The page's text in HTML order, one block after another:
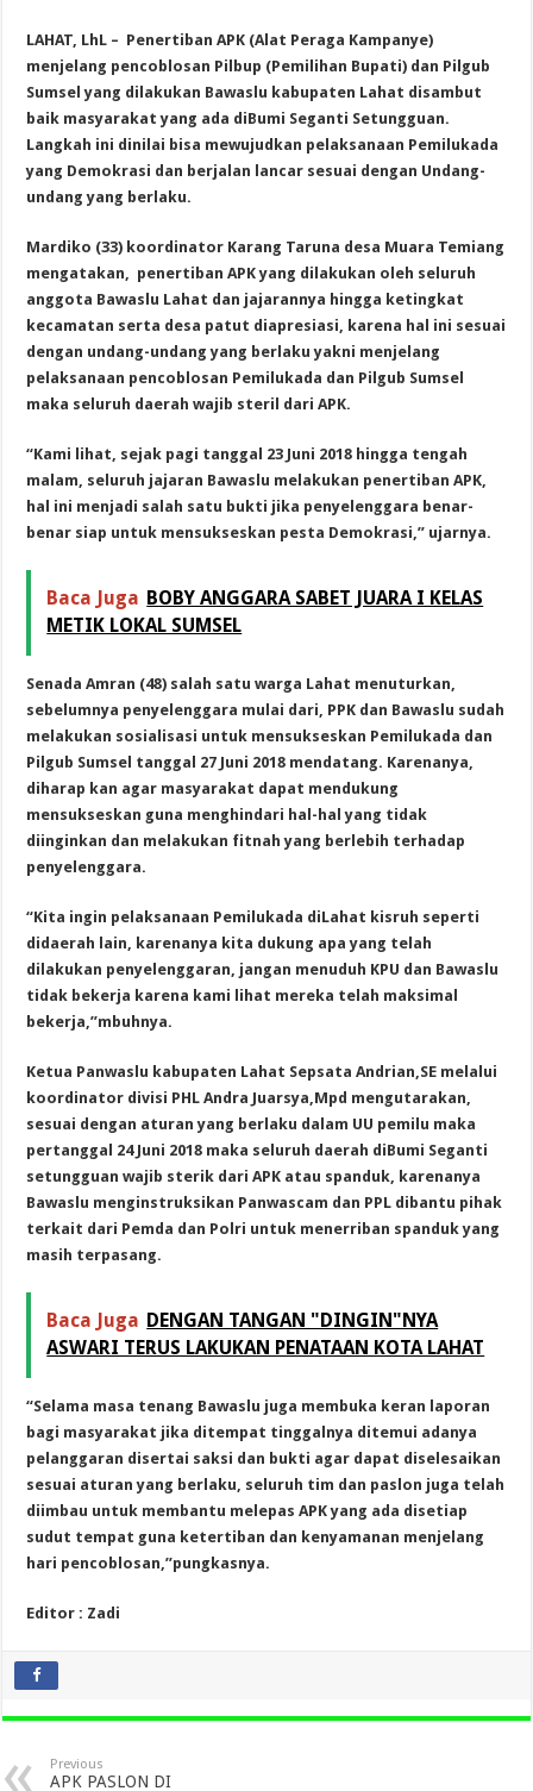
LAHAT, LhL – Penertiban APK (Alat Peraga Kampanye)
menjelang pencoblosan Pilbup (Pemilihan Bupati) dan Pilgub
Sumsel yang dilakukan Bawaslu kabupaten Lahat disambut
baik masyarakat yang ada diBumi Seganti Setungguan.
Langkah ini dinilai bisa mewujudkan pelaksanaan Pemilukada
yang Demokrasi dan berjalan lancar sesuai dengan Undang-
undang yang berlaku.
Mardiko (33) koordinator Karang Taruna desa Muara Temiang
mengatakan, penertiban APK yang dilakukan oleh seluruh
anggota Bawaslu Lahat dan jajarannya hingga ketingkat
kecamatan serta desa patut diapresiasi, karena hal ini sesuai
dengan undang-undang yang berlaku yakni menjelang
pelaksanaan pencoblosan Pemilukada dan Pilgub Sumsel
maka seluruh daerah wajib steril dari APK.
“Kami lihat, sejak pagi tanggal 23 Juni 2018 hingga tengah
malam, seluruh jajaran Bawaslu melakukan penertiban APK,
hal ini menjadi salah satu bukti jika penyelenggara benar-
benar siap untuk mensukseskan pesta Demokrasi,” ujarnya.
Baca Juga BOBY ANGGARA SABET JUARA I KELAS
METIK LOKAL SUMSEL
Senada Amran (48) salah satu warga Lahat menuturkan,
sebelumnya penyelenggara mulai dari, PPK dan Bawaslu sudah
melakukan sosialisasi untuk mensukseskan Pemilukada dan
Pilgub Sumsel tanggal 27 Juni 2018 mendatang. Karenanya,
diharap kan agar masyarakat dapat mendukung
mensukseskan guna menghindari hal-hal yang tidak
diinginkan dan melakukan fitnah yang berlebih terhadap
penyelenggara.
“Kita ingin pelaksanaan Pemilukada diLahat kisruh seperti
didaerah lain, karenanya kita dukung apa yang telah
dilakukan penyelenggaran, jangan menuduh KPU dan Bawaslu
tidak bekerja karena kami lihat mereka telah maksimal
bekerja,”mbuhnya.
Ketua Panwaslu kabupaten Lahat Sepsata Andrian,SE melalui
koordinator divisi PHL Andra Juarsya,Mpd mengutarakan,
sesuai dengan aturan yang berlaku dalam UU pemilu maka
pertanggal 24 Juni 2018 maka seluruh daerah diBumi Seganti
setungguan wajib sterik dari APK atau spanduk, karenanya
Bawaslu menginstruksikan Panwascam dan PPL dibantu pihak
terkait dari Pemda dan Polri untuk menerriban spanduk yang
masih terpasang.
Baca Juga DENGAN TANGAN "DINGIN"NYA
ASWARI TERUS LAKUKAN PENATAAN KOTA LAHAT
“Selama masa tenang Bawaslu juga membuka keran laporan
bagi masyarakat jika ditempat tinggalnya ditemui adanya
pelanggaran disertai saksi dan bukti agar dapat diselesaikan
sesuai aturan yang berlaku, seluruh tim dan paslon juga telah
diimbau untuk membantu melepas APK yang ada disetiap
sudut tempat guna ketertiban dan kenyamanan menjelang
hari pencoblosan,”pungkasnya.
Editor : Zadi
Previous
APK PASLON DI